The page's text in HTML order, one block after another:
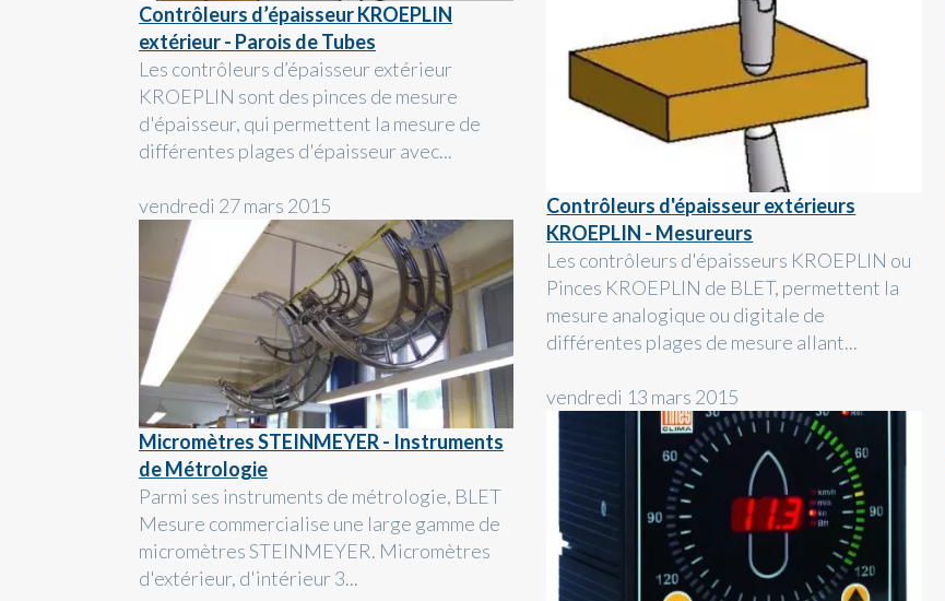
Contrôleurs d’épaisseur KROEPLIN
extérieur - Parois de Tubes
Les contrôleurs d’épaisseur extérieur
KROEPLIN sont des pinces de mesure
d'épaisseur, qui permettent la mesure de
différentes plages d'épaisseur avec...
vendredi 27 mars 2015
Micromètres STEINMEYER - Instruments
de Métrologie
Parmi ses instruments de métrologie, BLET
Mesure commercialise une large gamme de
micromètres STEINMEYER. Micromètres
d'extérieur, d'intérieur 3...
Contrôleurs d'épaisseur extérieurs
KROEPLIN - Mesureurs
Les contrôleurs d'épaisseurs KROEPLIN ou
Pinces KROEPLIN de BLET, permettent la
mesure analogique ou digitale de
différentes plages de mesure allant...
vendredi 13 mars 2015